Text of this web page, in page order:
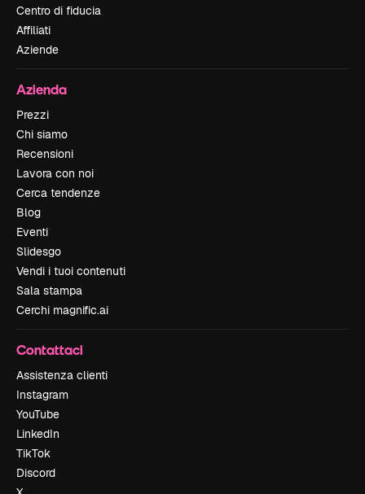
Centro di fiducia
Affiliati
Aziende
Azienda
Prezzi
Chi siamo
Recensioni
Lavora con noi
Cerca tendenze
Blog
Eventi
Slidesgo
Vendi i tuoi contenuti
Sala stampa
Cerchi magnific.ai
Contattaci
Assistenza clienti
Instagram
YouTube
LinkedIn
TikTok
Discord